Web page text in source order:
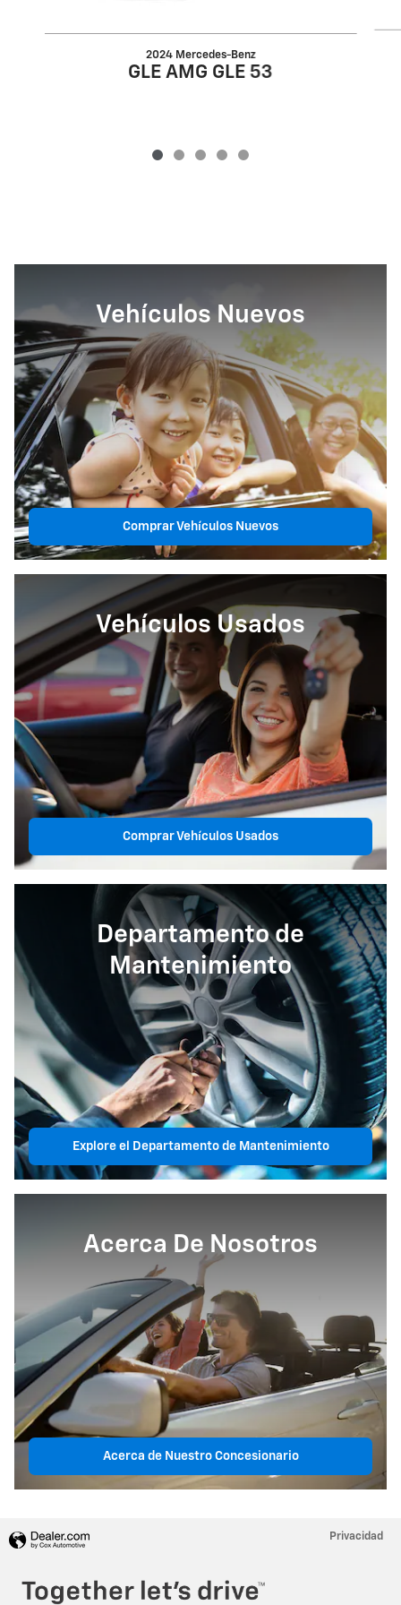
2024 Mercedes-Benz
GLE AMG GLE 53
Vehículos Nuevos
Comprar Vehículos Nuevos
Vehículos Usados
Comprar Vehículos Usados
Departamento de
Mantenimiento
Explore el Departamento de Mantenimiento
Acerca De Nosotros
Acerca de Nuestro Concesionario
Privacidad